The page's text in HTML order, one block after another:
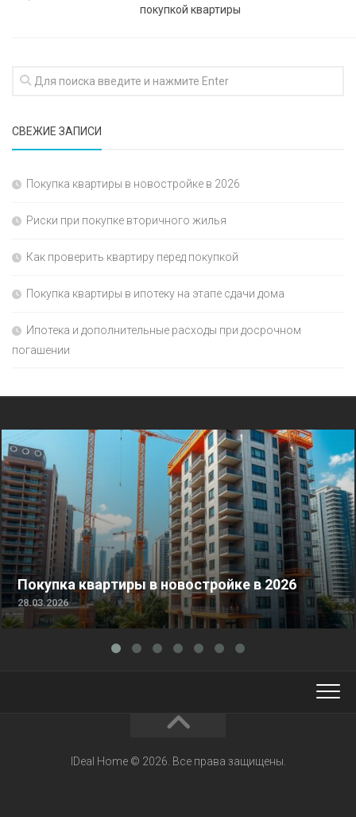
покупкой квартиры
СВЕЖИЕ ЗАПИСИ
Покупка квартиры в новостройке в 2026
Риски при покупке вторичного жилья
Как проверить квартиру перед покупкой
Покупка квартиры в ипотеку на этапе сдачи дома
Ипотека и дополнительные расходы при досрочном
погашении
Покупка квартиры в новостройке в 2026
28.03.2026
IDeal Home © 2026. Все права защищены.